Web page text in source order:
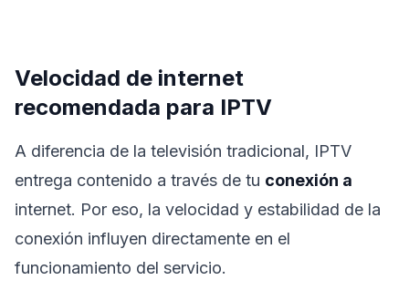
Velocidad de internet
recomendada para IPTV
A diferencia de la televisión tradicional, IPTV
entrega contenido a través de tu conexión a
internet. Por eso, la velocidad y estabilidad de la
conexión influyen directamente en el
funcionamiento del servicio.